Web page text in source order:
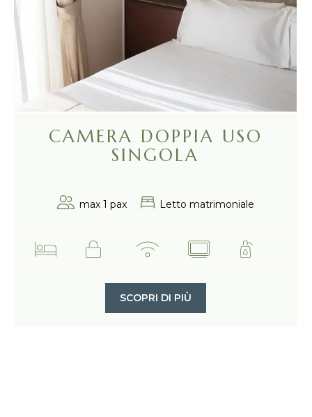
CAMERA DOPPIA USO
SINGOLA
max 1 pax Letto matrimoniale
SCOPRI DI PIÙ